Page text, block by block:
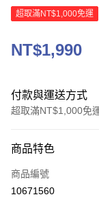
超取滿NT$1,000免運
NT$1,990
付款與運送方式
超取滿NT$1,000免
信用卡一次付款
信用卡分期付款
商品特色
商品編號
10671560